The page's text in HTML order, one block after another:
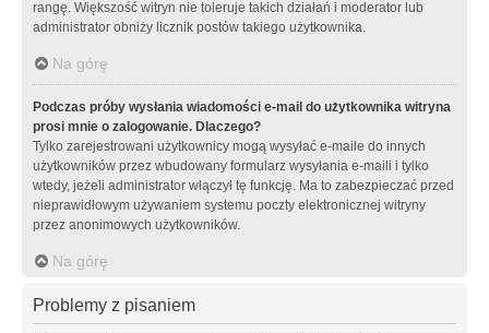
rangę. Większość witryn nie toleruje takich działań i moderator lub
administrator obniży licznik postów takiego użytkownika.
Na górę
Podczas próby wysłania wiadomości e-mail do użytkownika witryna
prosi mnie o zalogowanie. Dlaczego?
Tylko zarejestrowani użytkownicy mogą wysyłać e-maile do innych
użytkowników przez wbudowany formularz wysyłania e-maili i tylko
wtedy, jeżeli administrator włączył tę funkcję. Ma to zabezpieczać przed
nieprawidłowym używaniem systemu poczty elektronicznej witryny
przez anonimowych użytkowników.
Na górę
Problemy z pisaniem